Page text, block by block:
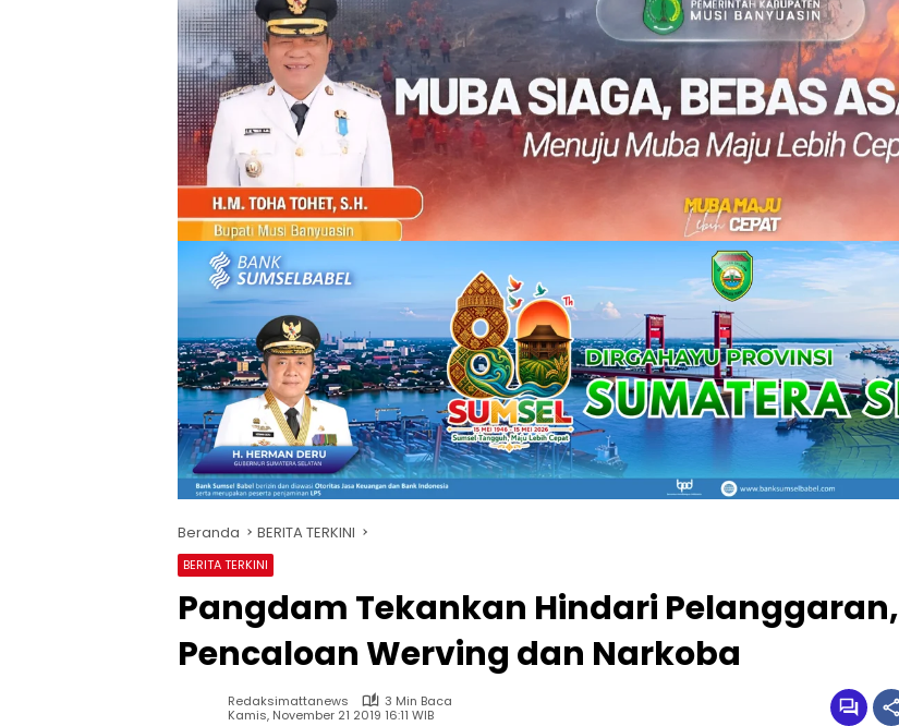
Beranda BERITA TERKINI
BERITA TERKINI
Pangdam Tekankan Hindari Pelanggaran,
Pencaloan Werving dan Narkoba
Redaksimattanews
3 Min Baca
Kamis, November 21 2019 16:11 WIB